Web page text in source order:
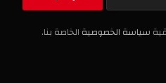
الخصوصيةالخاصة بنا.